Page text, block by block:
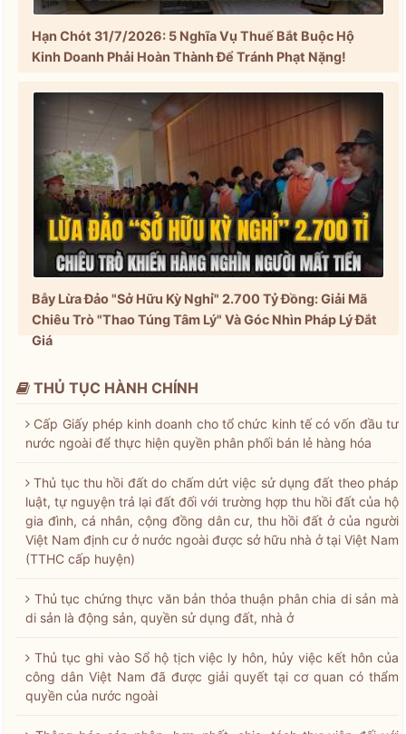
Hạn Chót 31/7/2026: 5 Nghĩa Vụ Thuế Bắt Buộc Hộ
Kinh Doanh Phải Hoàn Thành Để Tránh Phạt Nặng!
Bẫy Lừa Đảo "Sở Hữu Kỳ Nghỉ" 2.700 Tỷ Đồng: Giải Mã
Chiêu Trò "Thao Túng Tâm Lý" Và Góc Nhìn Pháp Lý Đắt
Giá
THỦ TỤC HÀNH CHÍNH
Cấp Giấy phép kinh doanh cho tổ chức kinh tế có vốn đầu tư
nước ngoài để thực hiện quyền phân phối bán lẻ hàng hóa
Thủ tục thu hồi đất do chấm dứt việc sử dụng đất theo pháp
luật, tự nguyện trả lại đất đối với trường hợp thu hồi đất của hộ
gia đình, cá nhân, cộng đồng dân cư, thu hồi đất ở của người
Việt Nam định cư ở nước ngoài được sở hữu nhà ở tại Việt Nam
(TTHC cấp huyện)
Thủ tục chứng thực văn bản thỏa thuận phân chia di sản mà
di sản là động sản, quyền sử dụng đất, nhà ở
Thủ tục ghi vào Sổ hộ tịch việc ly hôn, hủy việc kết hôn của
công dân Việt Nam đã được giải quyết tại cơ quan có thẩm
quyền của nước ngoài